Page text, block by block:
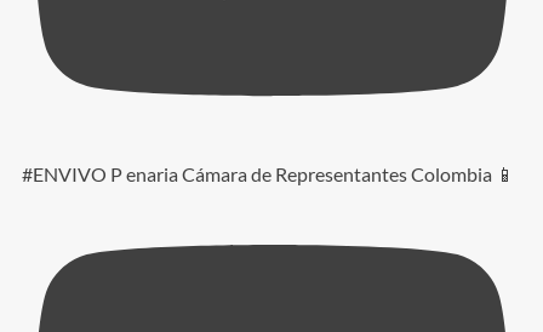
#ENVIVO P enaria Cámara de Representantes Colombia 📱